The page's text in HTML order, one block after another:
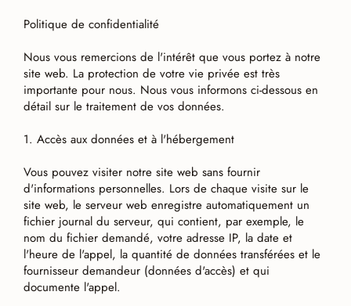
Politique de confidentialité
Nous vous remercions de l'intérêt que vous portez à notre
site web. La protection de votre vie privée est très
importante pour nous. Nous vous informons ci-dessous en
détail sur le traitement de vos données.
1. Accès aux données et à l'hébergement
Vous pouvez visiter notre site web sans fournir
d'informations personnelles. Lors de chaque visite sur le
site web, le serveur web enregistre automatiquement un
fichier journal du serveur, qui contient, par exemple, le
nom du fichier demandé, votre adresse IP, la date et
l'heure de l'appel, la quantité de données transférées et le
fournisseur demandeur (données d'accès) et qui
documente l'appel.